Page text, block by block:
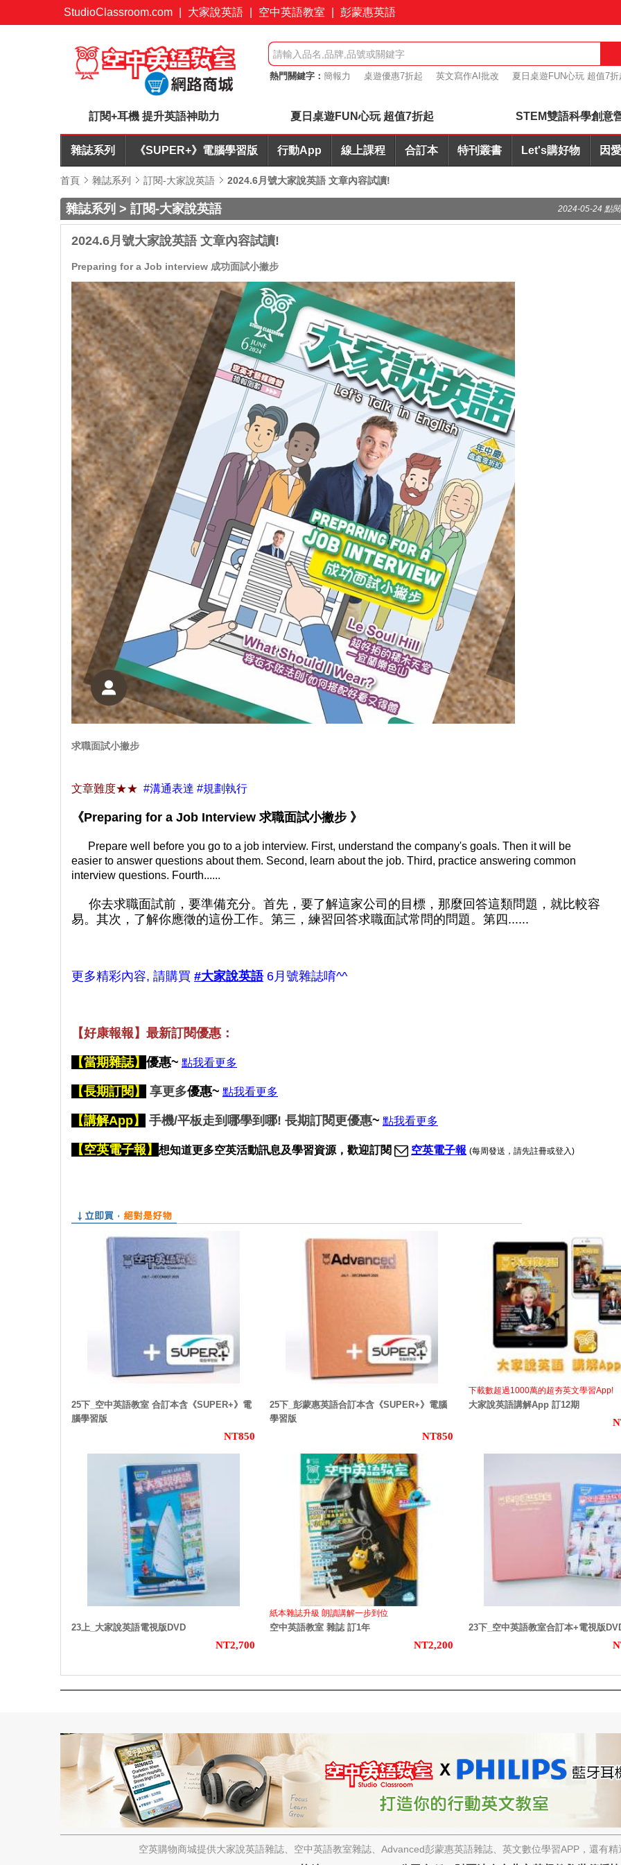
StudioClassroom.com 大家說英語 空中英語教室 彭蒙惠英語
熱門關鍵字： 簡報力 桌遊優惠7折起 英文寫作AI批改 夏日桌遊FUN心玩 超值7折
訂閱+耳機 提升英語神助力 夏日桌遊FUN心玩 超值7折起 STEM雙語科學創意
雜誌系列 《SUPER+》電腦學習版 行動App 線上課程 合訂本 特刊叢書 Let's購好物 因
首頁 雜誌系列 訂閱-大家說英語 2024.6月號大家說英語 文章內容試讀!
雜誌系列 > 訂閱-大家說英語 2024-05-24 點
2024.6月號大家說英語 文章內容試讀!
Preparing for a Job interview 成功面試小撇步
求職面試小撇步
文章難度★★ #溝通表達 #規劃執行
《Preparing for a Job Interview 求職面試小撇步 》
Prepare well before you go to a job interview. First, understand the company's goals. Then it will be
easier to answer questions about them. Second, learn about the job. Third, practice answering common
interview questions. Fourth......
你去求職面試前，要準備充分。首先，要了解這家公司的目標，那麼回答這類問題，就比較容
易。其次，了解你應徵的這份工作。第三，練習回答求職面試常問的問題。第四......
更多精彩內容, 請購買 #大家說英語6月號雜誌唷^^
【好康報報】最新訂閱優惠：
【當期雜誌】 優惠~ 點我看更多
【長期訂閱】 享更多優惠~ 點我看更多
【講解App】 手機/平板走到哪學到哪! 長期訂閱更優惠~ 點我看更多
【空英電子報】 想知道更多空英活動訊息及學習資源，歡迎訂閱 空英電子報 (每周發送，請先註冊或登入)
25下_空中英語教室 合訂本含《SUPER+》電
腦學習版
NT850
25下_彭蒙惠英語合訂本含《SUPER+》電腦
學習版
NT850
下載數超過1000萬的超夯英文學習App!
大家說英語講解App 訂12期
23上_大家說英語電視版DVD
NT2,700
紙本雜誌升級 朗讀講解一步到位
空中英語教室 雜誌 訂1年
NT2,200
23下_空中英語教室合訂本+電視版
空英購物商城提供大家說英語雜誌、空中英語教室雜誌、Advanced彭蒙惠英語雜誌、英文數位學習APP，還有